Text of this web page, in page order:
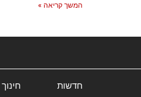
המשך קריאה »
חדשות